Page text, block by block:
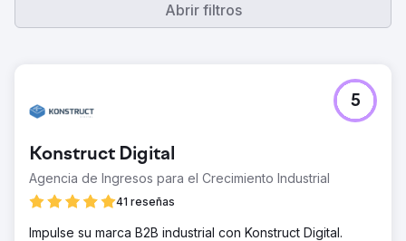
Abrir filtros
Konstruct Digital
Agencia de Ingresos para el Crecimiento Industrial
41 reseñas
5
Impulse su marca B2B industrial con Konstruct Digital.